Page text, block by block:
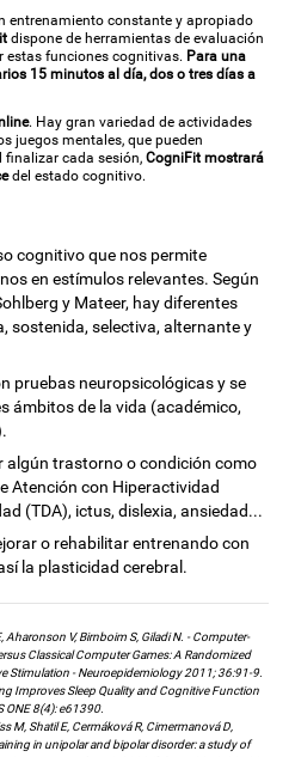
entrenamiento constante y apropiado
dispone de herramientas de evaluación
funciones cognitivas. Para una
15 minutos al día, dos o tres días a
. Hay gran variedad de actividades
juegos mentales, que pueden
finalizar cada sesión,CogniFit mostrará
del estado cognitivo.
cognitivo que nos permite
en estímulos relevantes. Según
y Mateer, hay diferentes
sostenida, selectiva, alternante y
pruebas neuropsicológicas y se
ámbitos de la vida (académico,
algún trastorno o condición como
Atención con Hiperactividad
(TDA), ictus, dislexia, ansiedad...
o rehabilitar entrenando con
la plasticidad cerebral.
Aharonson V, Birnboim S, Giladi N. - Computer-
Classical Computer Games: A Randomized
Stimulation - Neuroepidemiology 2011; 36:91-9.
Improves Sleep Quality and Cognitive Function
ONE 8(4): e61390.
Shatil E, Cermáková R, Cimermanová D,
in unipolar and bipolar disorder: a study of